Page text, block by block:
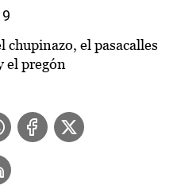
chupinazo, el pasacalles
el pregón